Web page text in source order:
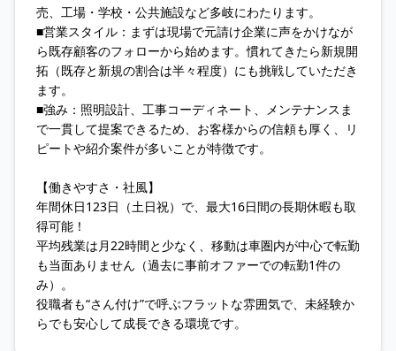
売、工場・学校・公共施設など多岐にわたります。
■営業スタイル：まずは現場で元請け企業に声をかけなが
ら既存顧客のフォローから始めます。慣れてきたら新規開
拓（既存と新規の割合は半々程度）にも挑戦していただき
ます。
■強み：照明設計、工事コーディネート、メンテナンスま
で一貫して提案できるため、お客様からの信頼も厚く、リ
ピートや紹介案件が多いことが特徴です。
【働きやすさ・社風】
年間休日123日（土日祝）で、最大16日間の長期休暇も取
得可能！
平均残業は月22時間と少なく、移動は車圏内が中心で転勤
も当面ありません（過去に事前オファーでの転勤1件の
み）。
役職者も“さん付け”で呼ぶフラットな雰囲気で、未経験か
らでも安心して成長できる環境です。